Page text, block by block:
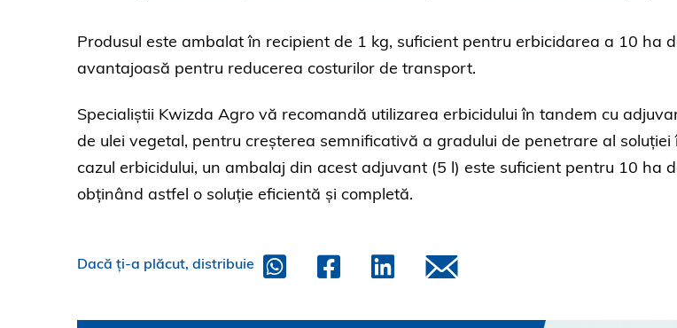
Produsul este ambalat în recipient de 1 kg, suficient pentru erbicidarea a 10 ha
avantajoasă pentru reducerea costurilor de transport.
Specialiștii Kwizda Agro vă recomandă utilizarea erbicidului în tandem cu
de ulei vegetal, pentru creșterea semnificativă a gradului de penetrare al soluției
cazul erbicidului, un ambalaj din acest adjuvant (5 l) este suficient pentru 10 ha
obținând astfel o soluție eficientă și completă.
Dacă ți-a plăcut, distribuie